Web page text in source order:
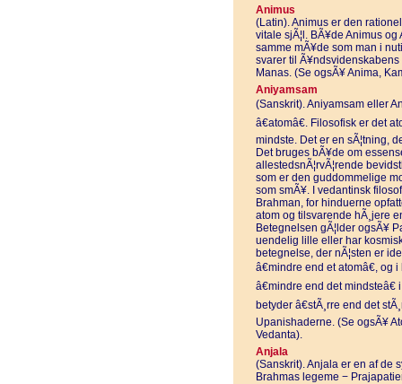
Animus
(Latin). Animus er den
vitale sjÃ¦l. BÃ¥de Animus
samme mÃ¥de som man i
svarer til
Manas. (Se ogsÃ¥ Anima,
Aniyamsam
(Sanskrit). Aniyamsam eller
â€atomâ€. Filosofisk er det
mindste. Det er en sÃ¦tning,
Det bruges bÃ¥de om
allestedsnÃ¦rvÃ¦rende
som er den guddommelige
som smÃ¥. I vedantinsk
Brahman, for hinduerne
atom og tilsvarende hÃ¸jere
Betegnelsen gÃ¦lder ogsÃ¥
uendelig lille eller har
betegnelse, der nÃ¦sten er
â€mindre end et atomâ€,
â€mindre end det
betyder â€stÃ¸rre end det
Upanishaderne. (Se ogsÃ¥
Vedanta).
Anjala
(Sanskrit). Anjala er en af de
Brahmas legeme −